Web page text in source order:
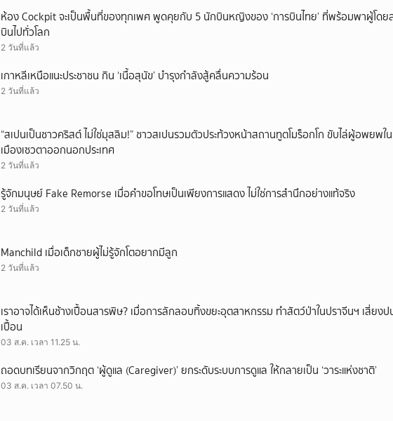
ห้อง Cockpit จะเป็นพื้นที่ของทุกเพศ พูดคุยกับ 5 นักบินหญิงของ ‘การบินไทย’ ที่พร้อมพาผู้โดย
บินไปทั่วโลก
2 วันที่แล้ว
เกาหลีเหนือแนะประชาชน กิน ‘เนื้อสุนัข’ บำรุงกำลังสู้คลื่นความร้อน
2 วันที่แล้ว
“สเปนเป็นชาวคริสต์ ไม่ใช่มุสลิม!” ชาวสเปนรวมตัวประท้วงหน้าสถานทูตโมร็อกโก ขับไล่ผู้อพยพใน
เมืองเซวตาออกนอกประเทศ
2 วันที่แล้ว
รู้จักมนุษย์ Fake Remorse เมื่อคำขอโทษเป็นเพียงการแสดง ไม่ใช่การสำนึกอย่างแท้จริง
2 วันที่แล้ว
Manchild เมื่อเด็กชายผู้ไม่รู้จักโตอยากมีลูก
2 วันที่แล้ว
เราอาจได้เห็นช้างเปื้อนสารพิษ? เมื่อการลักลอบทิ้งขยะอุตสาหกรรม ทำสัตว์ป่าในปราจีนฯ เสี่ยงป
เปื้อน
03 ส.ค. เวลา 11.25 น.
ถอดบทเรียนจากวิกฤต ‘ผู้ดูแล (Caregiver)’ ยกระดับระบบการดูแล ให้กลายเป็น ‘วาระแห่งชาติ’
03 ส.ค. เวลา 07.50 น.